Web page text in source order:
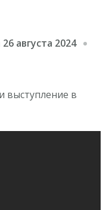
26 августа 2024